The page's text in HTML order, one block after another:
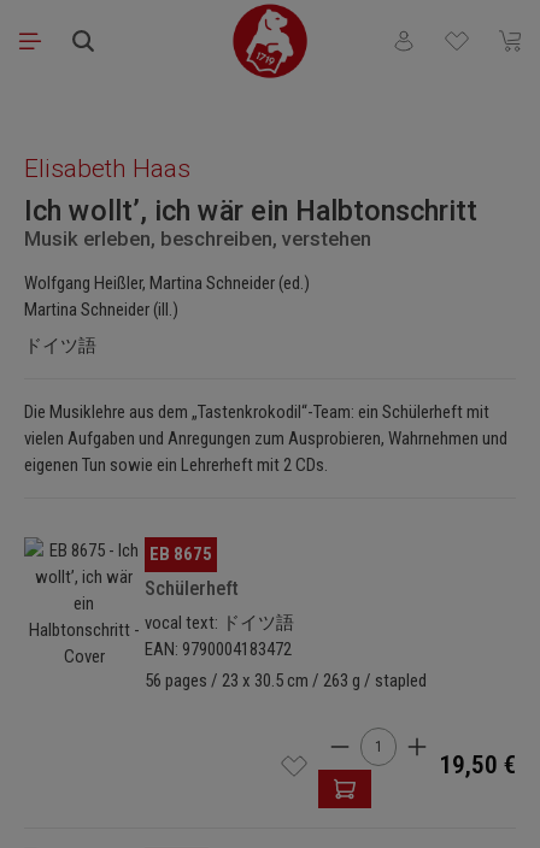
Skip to main content
You have 0
Elisabeth Haas
Ich wollt’, ich wär ein Halbtonschritt
Musik erleben, beschreiben, verstehen
Wolfgang Heißler, Martina Schneider (ed.)
Martina Schneider (ill.)
ドイツ語
Die Musiklehre aus dem „Tastenkrokodil“-Team: ein Schülerheft mit
vielen Aufgaben und Anregungen zum Ausprobieren, Wahrnehmen und
eigenen Tun sowie ein Lehrerheft mit 2 CDs.
Skip image gallery EB 8675
Schülerheft
vocal text: ドイツ語
EAN: 9790004183472
56 pages / 23 x 30.5 cm / 263 g / stapled
Product Quantity:
19,50 €